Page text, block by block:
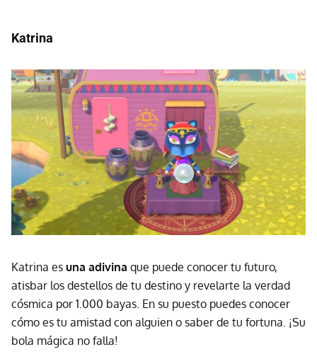
Katrina
Katrina es una adivina que puede conocer tu futuro,
atisbar los destellos de tu destino y revelarte la verdad
cósmica por 1.000 bayas. En su puesto puedes conocer
cómo es tu amistad con alguien o saber de tu fortuna. ¡Su
bola mágica no falla!